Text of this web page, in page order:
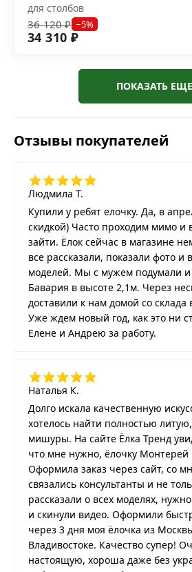
для столбов
36 120 ₽ −5%
34 310 ₽
ПОКАЗАТЬ ЕЩЕ
Отзывы покупателей
Людмила Т.
Купили у ребят елочку. Да, в
скидкой) Часто проходим мимо и
зайти. Ёлок сейчас в магазине
все рассказали, показали фото и
моделей. Мы с мужем подумали
Бавария в высоте 2,1м. Через
доставили к нам домой со склада
Уже ждем новый год, как это ни
Елене и Андрею за работу.
Наталья К.
Долго искала качественную
хотелось найти полностью
мишуры. На сайте Ёлка Тренд
что мне нужно, ёлочку Монтерей
Оформила заказ через сайт, со
связались консультанты и не
рассказали о всех моделях,
и скинули видео. Оформили
через 3 дня моя ёлочка из
Владивостоке. Качество супер!
настоящую, хороша даже без